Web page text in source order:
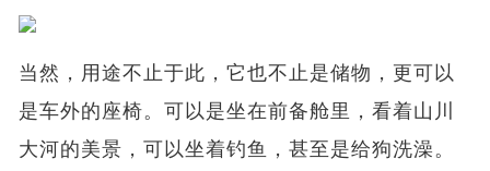
当然，用途不止于此，它也不止是储物，更可以
是车外的座椅。可以是坐在前备舱里，看着山川
大河的美景，可以坐着钓鱼，甚至是给狗洗澡。